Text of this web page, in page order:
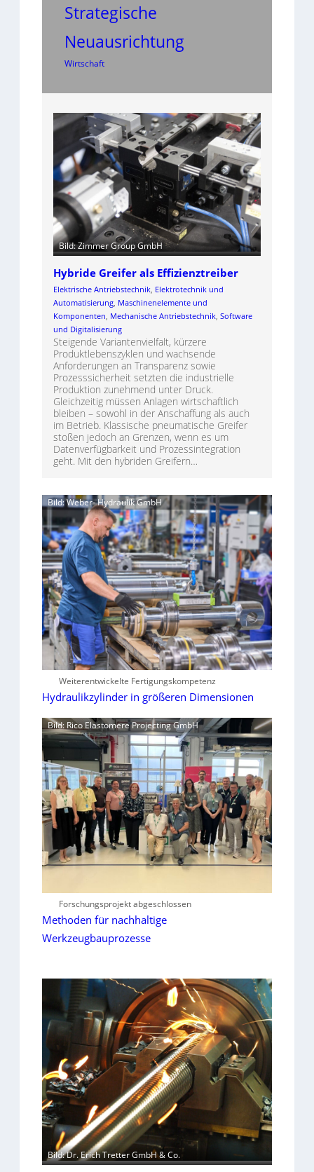
Strategische
Neuausrichtung
Wirtschaft
Bild: Zimmer Group GmbH
Hybride Greifer als Effizienztreiber
Elektrische Antriebstechnik, Elektrotechnik und
Automatisierung, Maschinenelemente und
Komponenten Mechanische Antriebstechnik, Software
und Digitalisierung
Steigende Variantenvielfalt, kürzere
Produktlebenszyklen und wachsende
Anforderungen an Transparenz sowie
Prozesssicherheit setzten die industrielle
Produktion zunehmend unter Druck.
Gleichzeitig müssen Anlagen wirtschaftlich
bleiben – sowohl in der Anschaffung als auch
im Betrieb. Klassische pneumatische Greifer
stoßen jedoch an Grenzen, wenn es um
Datenverfügbarkeit und Prozessintegration
geht. Mit den hybriden Greifern…
Bild: Weber- Hydraulik GmbH
Weiterentwickelte Fertigungskompetenz
Hydraulikzylinder in größeren Dimensionen
Bild: Rico Elastomere Projecting GmbH
Forschungsprojekt abgeschlossen
Methoden für nachhaltige
Werkzeugbauprozesse
Bild: Dr. Erich Tretter GmbH & Co.